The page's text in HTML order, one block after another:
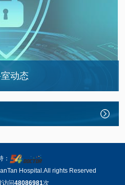
动态
研究取得关键进…
：
Hospital.All rights Reserved
访问48086981次